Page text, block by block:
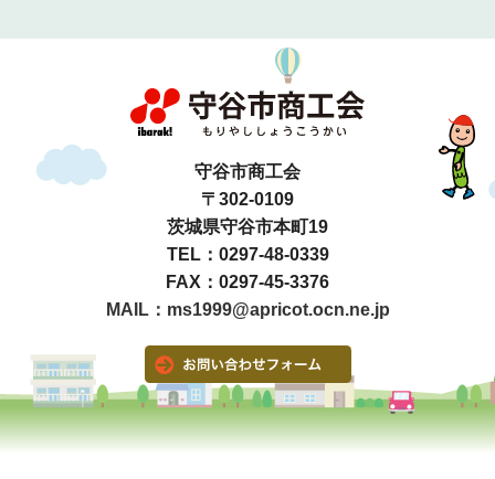
守谷市商工会
〒302-0109
茨城県守谷市本町19
TEL：0297-48-0339
FAX：0297-45-3376
MAIL：ms1999@apricot.ocn.ne.jp